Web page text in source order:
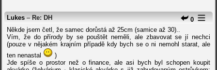
0
Lukes– Re: DH
Někde jsem četl, že samec dorůstá až 25cm (samice až 30)..
Vím, že do přírody by se pouštět neměli, ale zbavovat se jí nechci
(pouze v nějakém krajním případě kdy bych se o ni nemohl starat, ale
ten nenastal
)
Jde spíše o prostor než o finance, ale asi bych byl schopen koupit